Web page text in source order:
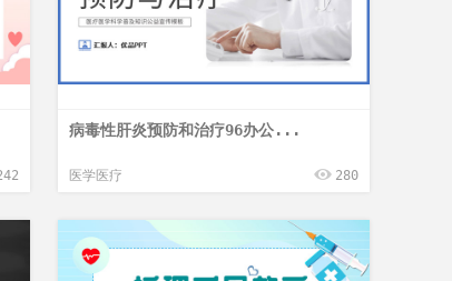
病毒性肝炎预防和治疗96办公...
医学医疗 280